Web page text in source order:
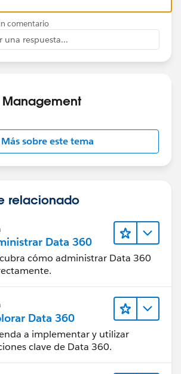
consulting/people-are-
comentario
una respuesta...
Management
Más sobre este tema
relacionado
Data 360
cómo administrar Data 360
Data 360
a implementar y utilizar
clave de Data 360.